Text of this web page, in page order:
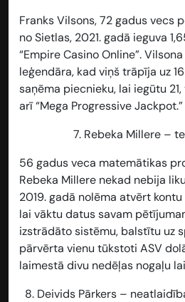
Franks Vilsons, 72 gadus vecs
no Sietlas, 2021. gadā ieguva
“Empire Casino Online”.
leģendāra, kad viņš trāpīja uz
saņēma piecnieku, lai iegūtu
arī “Mega Progressive Jackpot.”
7. Rebeka Millere –
56 gadus veca matemātikas
Rebeka Millere nekad nebija
2019. gadā nolēma atvērt kontu
lai vāktu datus savam
izstrādāto sistēmu, balstītu uz
pārvērta vienu tūkstoti ASV
laimestā divu nedēļas nogaļu
8. Deivids Pārkers –